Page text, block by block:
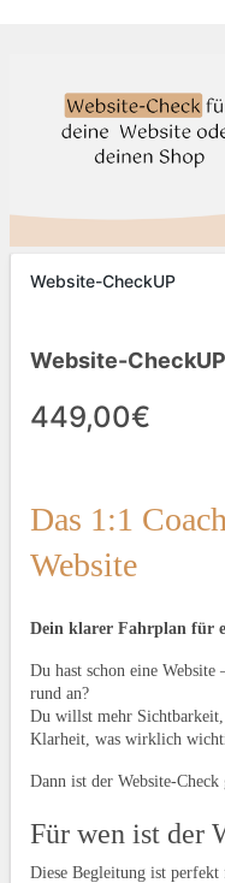
Website-CheckUP
Website-CheckUP
449,00€
Das 1:1
Website
Dein klarer Fahrplan für
Du hast schon eine
rund an?
Du willst mehr
Klarheit, was wirklich
Dann ist der Website-Check
Für wen ist der
Diese Begleitung ist